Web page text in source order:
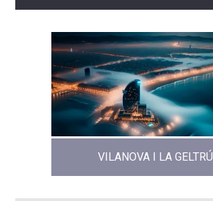
VILANOVA I LA GELTRÚ